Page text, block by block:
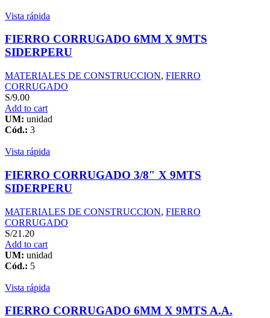
Vista rápida
FIERRO CORRUGADO 6MM X 9MTS
SIDERPERU
MATERIALES DE CONSTRUCCION, FIERRO
CORRUGADO
S/9.00
Add to cart
UM: unidad
Cód.: 3
Vista rápida
FIERRO CORRUGADO 3/8″ X 9MTS
SIDERPERU
MATERIALES DE CONSTRUCCION, FIERRO
CORRUGADO
S/21.20
Add to cart
UM: unidad
Cód.: 5
Vista rápida
FIERRO CORRUGADO 6MM X 9MTS A.A.